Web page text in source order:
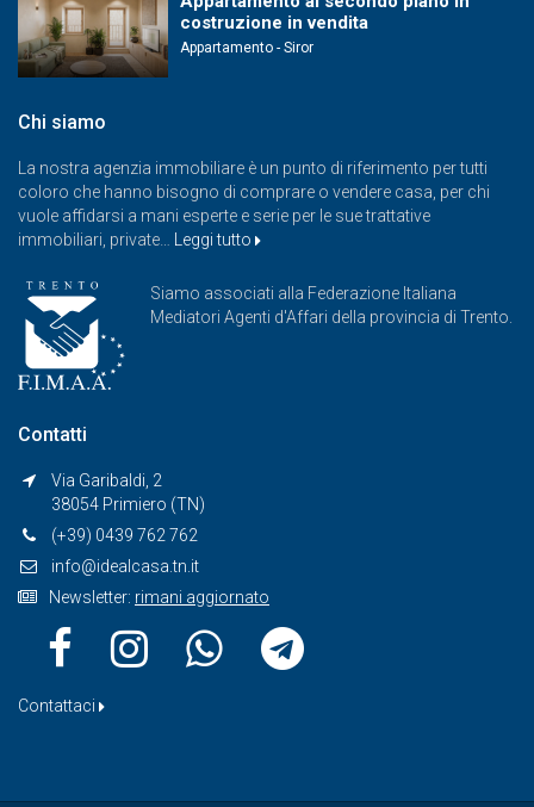
costruzione in vendita
Appartamento - Siror
Chi siamo
La nostra agenzia immobiliare è un punto di riferimento per tutti
coloro che hanno bisogno di comprare o vendere casa, per chi
vuole affidarsi a mani esperte e serie per le sue trattative
immobiliari, private…
Leggi tutto
Siamo associati alla Federazione Italiana
Mediatori Agenti d'Affari della provincia di Trento.
Contatti
Via Garibaldi, 2
38054 Primiero (TN)
(+39) 0439 762 762
info@idealcasa.tn.it
Newsletter: rimani aggiornato
Contattaci